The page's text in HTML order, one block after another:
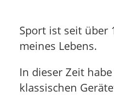
u
m
i
r
i
k
t
Sport ist seit über
meines Lebens.
In dieser Zeit
klassischen